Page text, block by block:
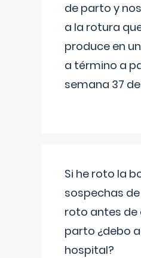
de parto y
a la rotura
produce en
a término a
semana 37
Si he roto la
sospechas
roto antes de
parto ¿debo
hospital?